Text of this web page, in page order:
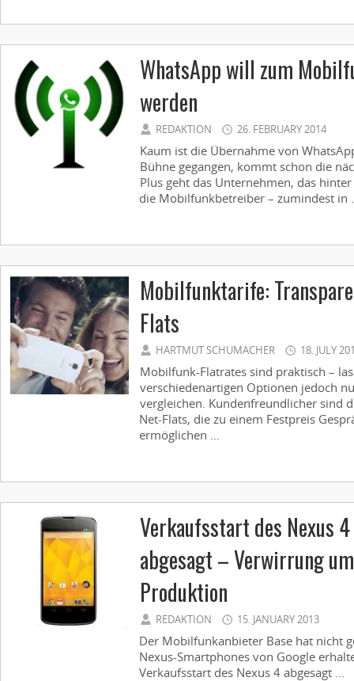
WhatsApp will zum
werden
REDAKTION 26. FEBRUARY 2014
Kaum ist die Übernahme von
Bühne gegangen, kommt schon die
Plus geht das Unternehmen, das
die Mobilfunkbetreiber – zumindest in
Mobilfunktarife:
Flats
HARTMUT SCHUMACHER 18. JULY
Mobilfunk-Flatrates sind praktisch –
verschiedenartigen Optionen jedoch
vergleichen. Kundenfreundlicher sind
Net-Flats, die zu einem Festpreis
ermöglichen ...
Verkaufsstart des Nexus
abgesagt – Verwirrung
Produktion
REDAKTION 15. JANUARY 2013
Der Mobilfunkanbieter Base hat nicht
Nexus-Smartphones von Google
Verkaufsstart des Nexus 4 abgesagt ...